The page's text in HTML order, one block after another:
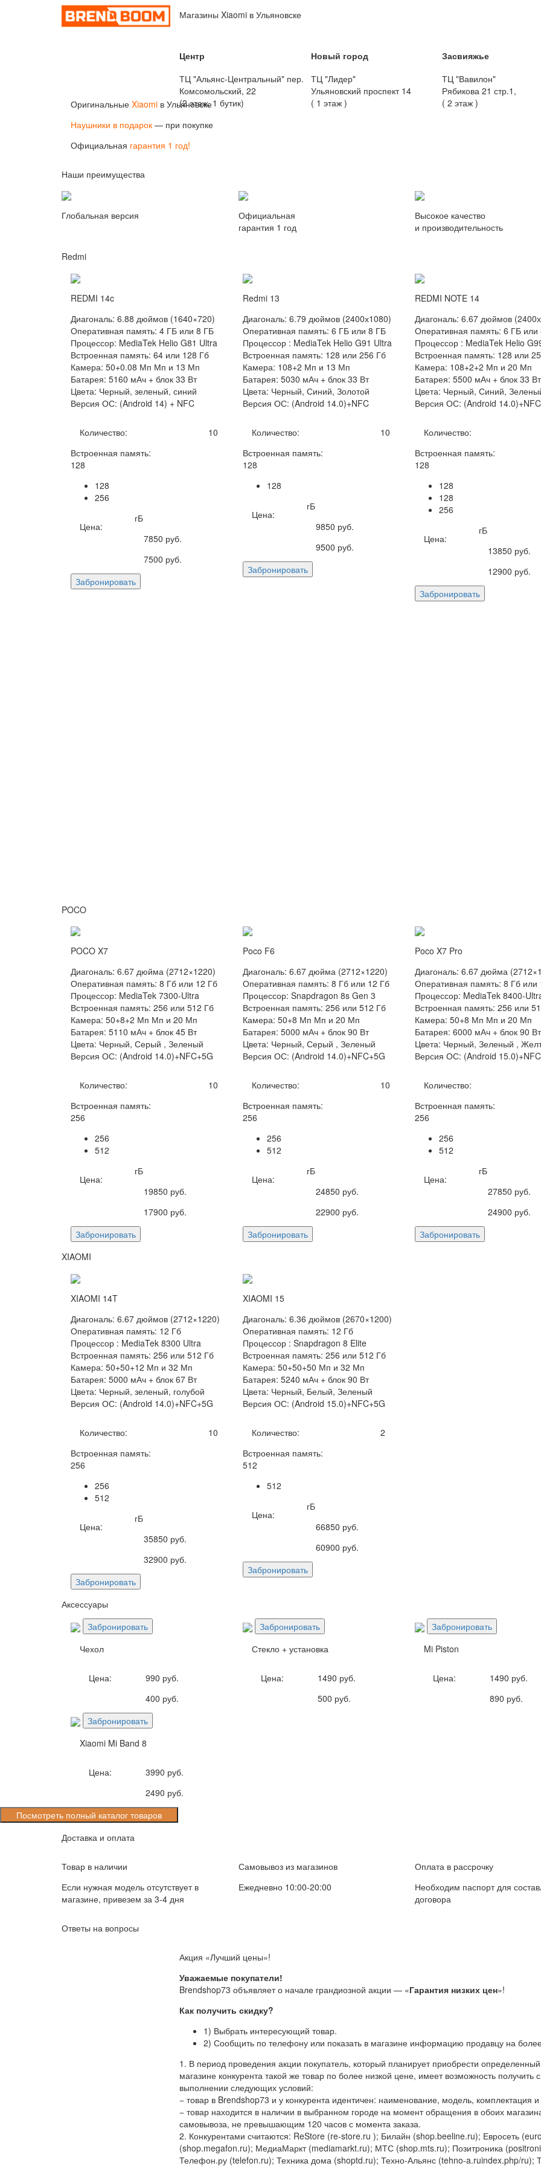
Магазины Xiaomi в Ульяновске
Центр
ТЦ "Альянс-Центральный" пер.
Комсомольский, 22
(2 этаж, 1 бутик)
Новый город
ТЦ "Лидер"
Ульяновский проспект 14
( 1 этаж )
Засвияжье
ТЦ "Вавилон"
Рябикова 21 стр.1,
( 2 этаж )
Оригинальные Xiaomi в Ульяновске
Наушники в подарок — при покупке
Официальная гарантия 1 год!
Наши преимущества
Глобальная версия
Официальная
гарантия 1 год
Высокое качество
и производительность
Redmi
REDMI 14c
Диагональ: 6.88 дюймов (1640×720)
Оперативная память: 4 ГБ или 8 ГБ
Процессор: MediaTek Helio G81 Ultra
Встроенная память: 64 или 128 Гб
Камера: 50+0.08 Мп Мп и 13 Мп
Батарея: 5160 мАч + блок 33 Вт
Цвета: Черный, зеленый, синий
Версия ОС: (Android 14) + NFC
Количество:
10
Встроенная память:
128
128
256
гБ
Цена:
7850 руб.
7500 руб.
Забронировать
Redmi 13
Диагональ: 6.79 дюймов (2400х1080)
Оперативная память: 6 ГБ или 8 ГБ
Процессор : MediaTek Helio G91 Ultra
Встроенная память: 128 или 256 Гб
Камера: 108+2 Мп и 13 Мп
Батарея: 5030 мАч + блок 33 Вт
Цвета: Черный, Синий, Золотой
Версия ОС: (Android 14.0)+NFC
Количество:
10
Встроенная память:
128
128
гБ
Цена:
9850 руб.
9500 руб.
Забронировать
REDMI NOTE 14
Диагональ: 6.67 дюймов
Оперативная память: 6 ГБ или
Процессор : MediaTek Helio
Встроенная память: 128 или
Камера: 108+2+2 Мп и 20 Мп
Батарея: 5500 мАч + блок 33 Вт
Цвета: Черный, Синий,
Версия ОС: (Android 14.0)+NFC
Количество:
Встроенная память:
128
128
128
256
гБ
Цена:
13850 руб.
12900 руб.
Забронировать
POCO
POCO X7
Диагональ: 6.67 дюйма (2712×1220)
Оперативная память: 8 Гб или 12 Гб
Процессор: MediaTek 7300-Ultra
Встроенная память: 256 или 512 Гб
Камера: 50+8+2 Мп Мп и 20 Мп
Батарея: 5110 мАч + блок 45 Вт
Цвета: Черный, Серый , Зеленый
Версия ОС: (Android 14.0)+NFC+5G
Количество:
10
Встроенная память:
256
256
512
гБ
Цена:
19850 руб.
17900 руб.
Забронировать
Poco F6
Диагональ: 6.67 дюйма (2712×1220)
Оперативная память: 8 Гб или 12 Гб
Процессор: Snapdragon 8s Gen 3
Встроенная память: 256 или 512 Гб
Камера: 50+8 Мп Мп и 20 Мп
Батарея: 5000 мАч + блок 90 Вт
Цвета: Черный, Серый , Зеленый
Версия ОС: (Android 14.0)+NFC+5G
Количество:
10
Встроенная память:
256
256
512
гБ
Цена:
24850 руб.
22900 руб.
Забронировать
Poco X7 Pro
Диагональ: 6.67 дюйма
Оперативная память: 8 Гб или
Процессор: MediaTek 8400-
Встроенная память: 256 или
Камера: 50+8 Мп Мп и 20 Мп
Батарея: 6000 мАч + блок 90 Вт
Цвета: Черный, Зеленый ,
Версия ОС: (Android
Количество:
Встроенная память:
256
256
512
гБ
Цена:
27850 руб.
24900 руб.
Забронировать
XIAOMI
XIAOMI 14T
Диагональ: 6.67 дюймов (2712×1220)
Оперативная память: 12 Гб
Процессор : MediaTek 8300 Ultra
Встроенная память: 256 или 512 Гб
Камера: 50+50+12 Мп и 32 Мп
Батарея: 5000 мАч + блок 67 Вт
Цвета: Черный, зеленый, голубой
Версия ОС: (Android 14.0)+NFC+5G
Количество:
10
Встроенная память:
256
256
512
гБ
Цена:
35850 руб.
32900 руб.
Забронировать
XIAOMI 15
Диагональ: 6.36 дюймов (2670×1200)
Оперативная память: 12 Гб
Процессор : Snapdragon 8 Elite
Встроенная память: 256 или 512 Гб
Камера: 50+50+50 Мп и 32 Мп
Батарея: 5240 мАч + блок 90 Вт
Цвета: Черный, Белый, Зеленый
Версия ОС: (Android 15.0)+NFC+5G
Количество:
2
Встроенная память:
512
512
гБ
Цена:
66850 руб.
60900 руб.
Забронировать
Аксессуары
Чехол
Цена:
990 руб.
400 руб.
Забронировать
Стекло + установка
Цена:
1490 руб.
500 руб.
Забронировать
Mi Piston
Цена:
1490 руб.
890 руб.
Забронировать
Xiaomi Mi Band 8
Цена:
3990 руб.
2490 руб.
Забронировать
Посмотреть полный каталог товаров
Доставка и оплата
Товар в наличии
Если нужная модель отсутствует в
магазине, привезем за 3-4 дня
Самовывоз из магазинов
Ежедневно 10:00-20:00
Оплата в рассрочку
Необходим паспорт для
договора
Ответы на вопросы
Акция «Лучший цены»!
Уважаемые покупатели!
Brendshop73 объявляет о начале грандиозной акции — «Гарантия низких цен»!
Как получить скидку?
1) Выбрать интересующий товар.
2) Сообщить по телефону или показать в магазине информацию продавцу на
1. В период проведения акции покупатель, который планирует приобрести
магазине конкурента такой же товар по более низкой цене, имеет возможность
выполнении следующих условий:
− товар в Brendshop73 и у конкурента идентичен: наименование, модель, комплектация
− товар находится в наличии в выбранном городе на момент обращения в обоих
самовывоза, не превышающим 120 часов с момента заказа.
2. Конкурентами считаются: ReStore (re-store.ru ); Билайн (shop.beeline.ru); Евросеть
(shop.megafon.ru); МедиаМаркт (mediamarkt.ru); МТС (shop.mts.ru); Позитроника
Телефон.ру (telefon.ru); Техника дома (shoptd.ru); Техно-Альянс (tehno-a.ruindex.php/ru);